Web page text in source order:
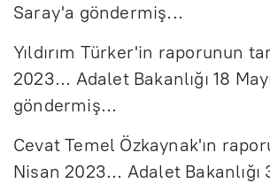
Saray'a göndermiş...
Yıldırım Türker'in raporunun
2023... Adalet Bakanlığı 18
göndermiş...
Cevat Temel Özkaynak'ın
Nisan 2023... Adalet Bakanlığı